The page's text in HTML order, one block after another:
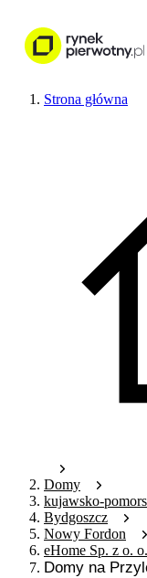
Strona główna
Domy
kujawsko-
Bydgoszcz
Nowy Fordon
eHome Sp. z o. o.
Domy na